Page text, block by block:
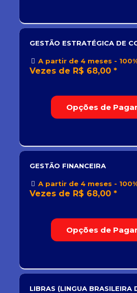
Opções de
GESTÃO ESTRATÉGICA DE
A partir de 4 meses -
Vezes de R$ 68,00 *
Opções de
GESTÃO FINANCEIRA
A partir de 4 meses -
Vezes de R$ 68,00 *
LIBRAS (LINGUA BRASILEIRA